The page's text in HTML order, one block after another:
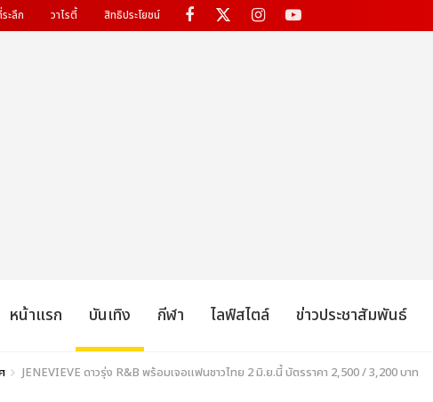
ะลึก วาไรตี้ สิทธิประโยชน์
หน้าแรก บันเทิง กีฬา ไลฟ์สไตล์ ข่าวประชาสัมพันธ์
JENEVIEVE ดาวรุ่ง R&B พร้อมเจอแฟนชาวไทย 2 มิ.ย.นี้ บัตรราคา 2,500 / 3,200 บาท